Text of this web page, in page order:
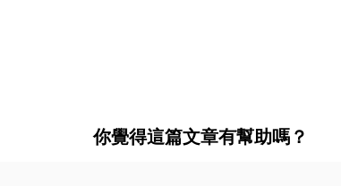
你覺得這篇文章有幫助嗎？